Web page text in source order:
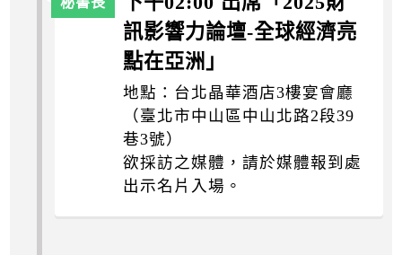
訊影響力論壇-全球經濟亮
點在亞洲」
地點：台北晶華酒店3樓宴會廳
（臺北市中山區中山北路2段39
巷3號）
欲採訪之媒體，請於媒體報到處
出示名片入場。